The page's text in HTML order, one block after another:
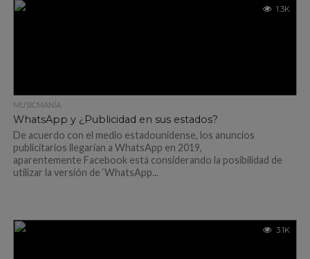
1.3K
MUSICMANÍA
WhatsApp y ¿Publicidad en sus estados?
De acuerdo con el medio estadounidense, los anuncios
publicitarios llegarían a WhatsApp en 2019,
aparentemente Facebook está considerando la posibilidad de
utilizar la versión de ‘WhatsApp...
3.1K